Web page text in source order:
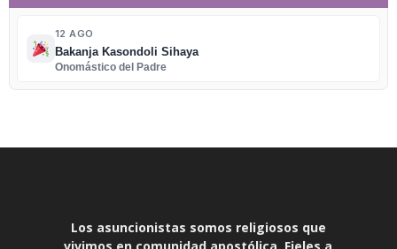
12 AGO
Bakanja Kasondoli Sihaya
Onomástico del Padre
Los asuncionistas somos religiosos que